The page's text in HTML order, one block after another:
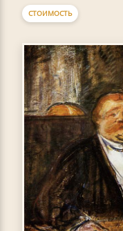
СТОИМОСТЬ